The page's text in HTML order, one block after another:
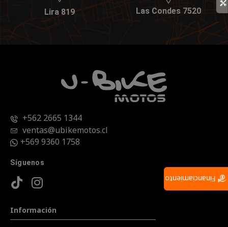
Lira 819 Las Condes 7520
+562 2665 1344
ventas@ubikemotos.cl
+569 9360 1758
Síguenos
Información
Financiamiento